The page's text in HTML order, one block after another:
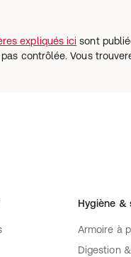
expliqués ici sont
contrôlée. Vous
Hygiène &
Armoire à
Digestion